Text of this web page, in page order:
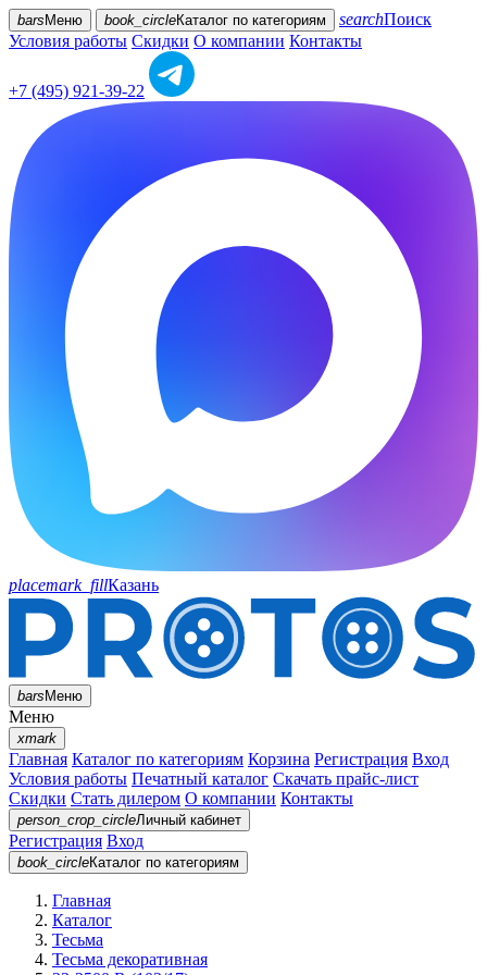
bars Меню book_circleКаталог по категориям searchПоиск
Условия работы Скидки О компании Контакты
+7 (495) 921-39-22
placemark_fillКазань
barsМеню
Меню
xmark
Главная Каталог по категориям Корзина Регистрация Вход
Условия работы Печатный каталог Скачать прайс-лист
Скидки Стать дилером О компании Контакты
person_crop_circleЛичный кабинет
Регистрация Вход
book_circleКаталог по категориям
Главная
Каталог
Тесьма
Тесьма декоративная